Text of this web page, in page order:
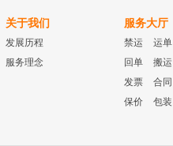
关于我们
发展历程
服务理念
服务大厅
禁运
运单
回单
搬运
发票
合同
保价
包装